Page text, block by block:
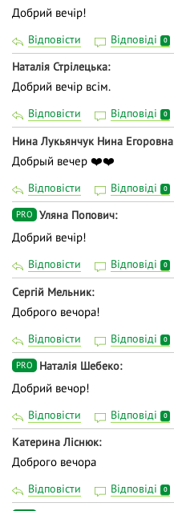
Добрий вечір!
Відповісти Відповіді 0
Наталія Стрілецька
Добрий вечір всім.
Відповісти Відповіді 0
Нина Лукьянчук Нина Егоровна
Добрый вечер ❤️❤️
Відповісти Відповіді 0
PRO Уляна Попович
Добрий вечір!
Відповісти Відповіді 0
Сергій Мельник
Доброго вечора!
Відповісти Відповіді 0
PRO Наталія Шебеко
Добрий вечор!
Відповісти Відповіді 0
Катерина Ліснюк
Доброго вечора
Відповісти Відповіді 0